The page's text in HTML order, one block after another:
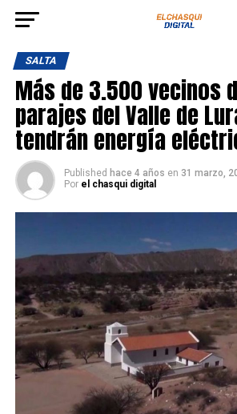
SALTA
Más de 3.500 vecinos
parajes del Valle de
tendrán energía
Published hace 4 años en 31 marzo,
Por el chasqui digital